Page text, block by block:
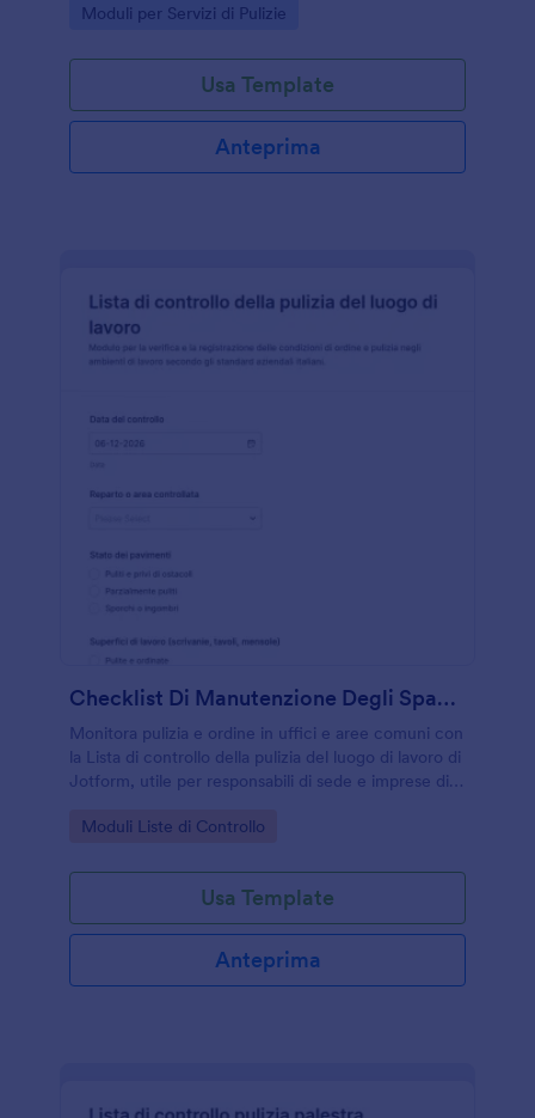
Jotform.
Go to Category:
Moduli per Servizi di Pulizie
Usa Template
Anteprima
Checklist Di Manutenzione Degli Spazi Di Lavoro
Monitora pulizia e ordine in uffici e aree comuni con
la Lista di controllo della pulizia del luogo di lavoro di
Jotform, utile per responsabili di sede e imprese di
risultati.
Go to Category:
Moduli Liste di Controllo
Usa Template
Anteprima